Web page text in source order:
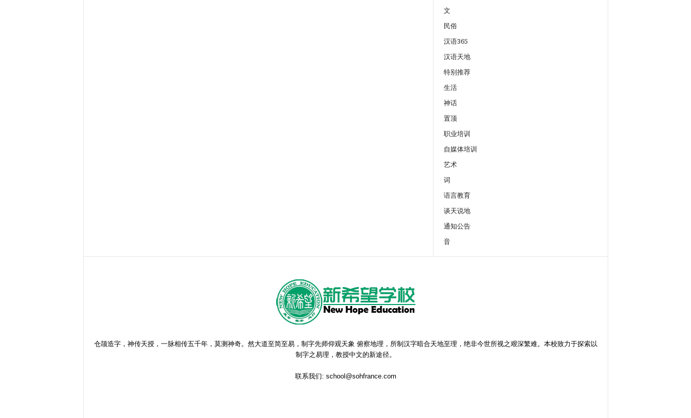
文
民俗
汉语365
汉语天地
特别推荐
生活
神话
置顶
职业培训
自媒体培训
艺术
词
语言教育
谈天说地
通知公告
音
仓颉造字，神传天授，一脉相传五千年，莫测神奇。然大道至简至易，制字先师仰观天象 俯察地理，所制汉字暗合天地至理，绝非今世所视之艰深繁难。本校致力于探索以
制字之易理，教授中文的新途径。
联系我们: school@sohfrance.com